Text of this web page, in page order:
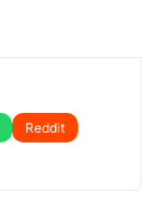
Reddit